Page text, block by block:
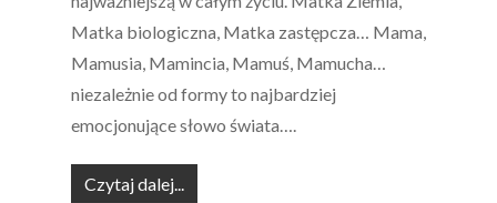
Matka biologiczna, Matka zastępcza… Mama,
Mamusia, Mamincia, Mamuś, Mamucha…
niezależnie od formy to najbardziej
emocjonujące słowo świata….
Czytaj dalej...